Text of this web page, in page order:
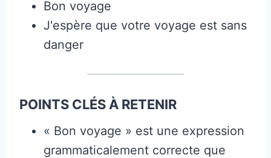
Bon voyage
J'espère que votre voyage est sans
danger
POINTS CLÉS À RETENIR
« Bon voyage » est une expression
grammaticalement correcte que